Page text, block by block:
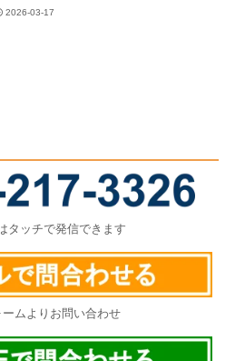
2026-03-17
タッチで発信できます
ームよりお問い合わせ